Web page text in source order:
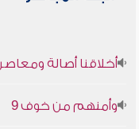
أخلاقنا أصالة
وأمنهم من خوف 9